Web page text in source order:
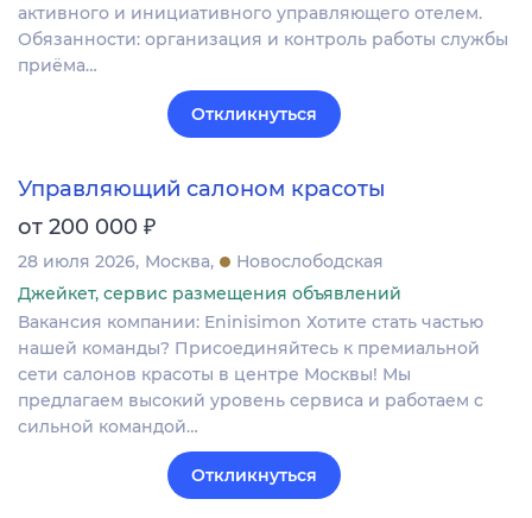
активного и инициативного управляющего отелем.
Обязанности: организация и контроль работы службы
приёма…
Откликнуться
Управляющий салоном красоты
от 200 000 ₽
28 июля 2026 Москва
Новослободская
Джейкет, сервис размещения объявлений
Вакансия компании: Eninisimon Хотите стать частью
нашей команды? Присоединяйтесь к премиальной
сети салонов красоты в центре Москвы! Мы
предлагаем высокий уровень сервиса и работаем с
сильной командой…
Откликнуться